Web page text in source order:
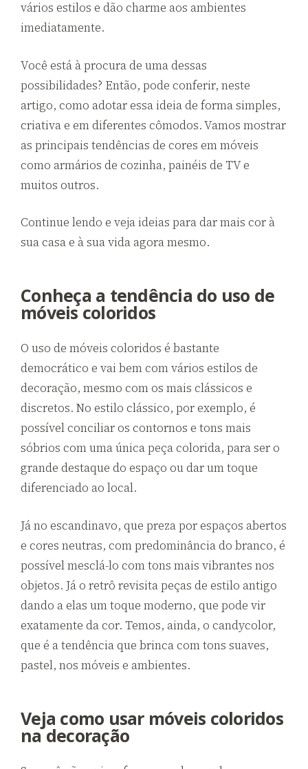
vários estilos e dão charme aos ambientes
imediatamente.
Você está à procura de uma dessas
possibilidades? Então, pode conferir, neste
artigo, como adotar essa ideia de forma simples,
criativa e em diferentes cômodos. Vamos mostrar
as principais tendências de cores em móveis
como armários de cozinha, painéis de TV e
muitos outros.
Continue lendo e veja ideias para dar mais cor à
sua casa e à sua vida agora mesmo.
Conheça a tendência do uso de
móveis coloridos
O uso de móveis coloridos é bastante
democrático e vai bem com vários estilos de
decoração, mesmo com os mais clássicos e
discretos. No estilo clássico, por exemplo, é
possível conciliar os contornos e tons mais
sóbrios com uma única peça colorida, para ser o
grande destaque do espaço ou dar um toque
diferenciado ao local.
Já no escandinavo, que preza por espaços abertos
e cores neutras, com predominância do branco, é
possível mesclá-lo com tons mais vibrantes nos
objetos. Já o retrô revisita peças de estilo antigo
dando a elas um toque moderno, que pode vir
exatamente da cor. Temos, ainda, o candycolor,
que é a tendência que brinca com tons suaves,
pastel, nos móveis e ambientes.
Veja como usar móveis coloridos
na decoração